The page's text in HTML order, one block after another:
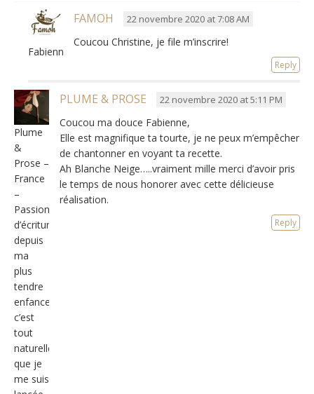
Fabienne
FAMOH 22 novembre 2020 at 7:08 AM
Coucou Christine, je file m’inscrire!
Reply
Plume
&
Prose –
France
–
Passionnée
d’écriture
depuis
ma
plus
tendre
enfance,
c’est
tout
naturellement
que je
me suis
PLUME & PROSE 22 novembre 2020 at 5:11 PM
Coucou ma douce Fabienne,
Elle est magnifique ta tourte, je ne peux m’empêcher
de chantonner en voyant ta recette.
Ah Blanche Neige…..vraiment mille merci d’avoir pris
le temps de nous honorer avec cette délicieuse
réalisation.
Reply